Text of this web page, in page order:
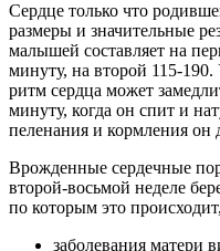
Сердце только что
размеры и значительные
малышей составляет на
минуту, на второй 115-
ритм сердца может
минуту, когда он спит и
пеленания и кормления он
Врожденные сердечные
второй-восьмой неделе
по которым это
заболевания матери